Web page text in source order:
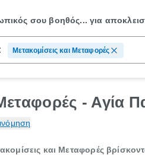
σου βοηθός...για
Μετακομίσεις και Μεταφορές
- Αγία
και Μεταφορές